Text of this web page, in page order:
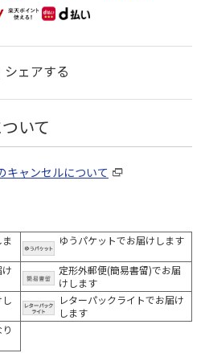
シェアする
いて
キャンセルについて
ゆうパケットでお届けします
定形外郵便(簡易書留)でお届
けします
レターパックライトでお届け
します